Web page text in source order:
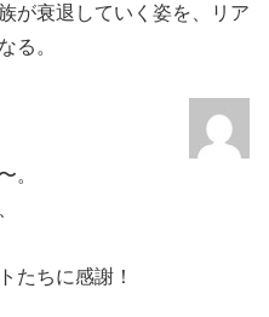
が衰退していく姿を、リア
る。
。
たちに感謝！